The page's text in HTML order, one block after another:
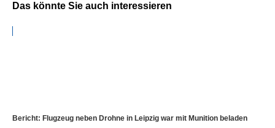
Das könnte Sie auch interessieren
Bericht: Flugzeug neben Drohne in Leipzig war mit Munition beladen